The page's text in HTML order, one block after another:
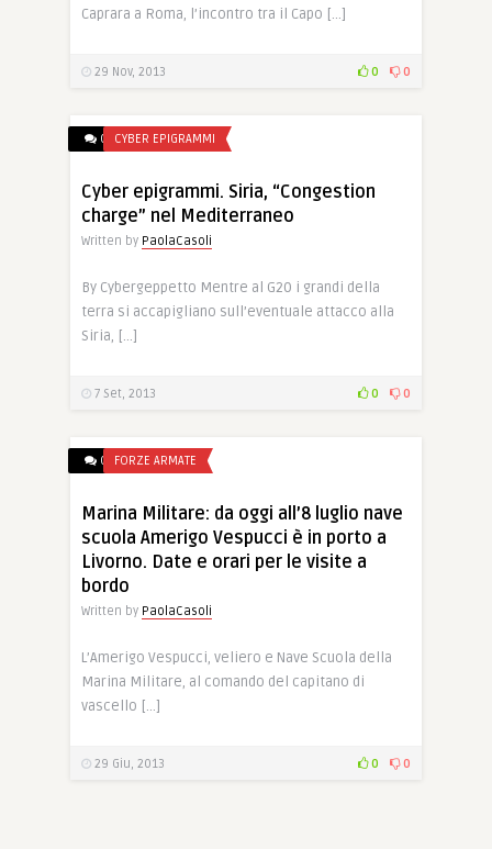
Caprara a Roma, l’incontro tra il Capo […]
29 Nov, 2013 0 0
0 CYBER EPIGRAMMI
Cyber epigrammi. Siria, “Congestion
charge” nel Mediterraneo
Written by PaolaCasoli
By Cybergeppetto Mentre al G20 i grandi della
terra si accapigliano sull’eventuale attacco alla
Siria, […]
7 Set, 2013 0 0
0 FORZE ARMATE
Marina Militare: da oggi all’8 luglio nave
scuola Amerigo Vespucci è in porto a
Livorno. Date e orari per le visite a
bordo
Written by PaolaCasoli
L’Amerigo Vespucci, veliero e Nave Scuola della
Marina Militare, al comando del capitano di
vascello […]
29 Giu, 2013 0 0